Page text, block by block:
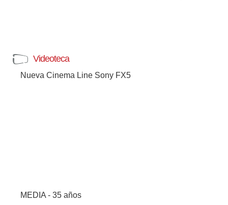
Videoteca
Nueva Cinema Line Sony FX5
MEDIA - 35 años